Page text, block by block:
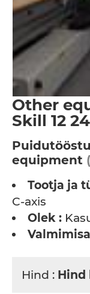
Other
Skill 12
equipment
Tootja ja
C-axis
Olek :
Hind : Hind